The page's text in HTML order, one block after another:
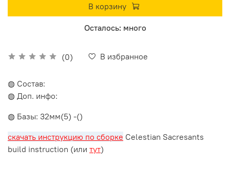
(0) В избранное
В корзину
Осталось: много
◍ Состав:
◍ Доп. инфо:
◍ Базы: 32мм(5) -()
скачать инструкцию по сборке Celestian Sacresants
build instruction (или тут)